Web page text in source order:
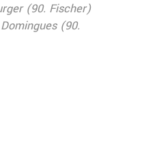
(90. Fischer)
(90.